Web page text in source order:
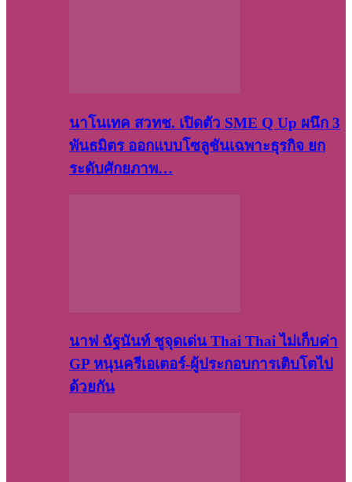
นาโนเทค สวทช. เปิดตัว SME Q Up ผนึก 3
พันธมิตร ออกแบบโซลูชันเฉพาะธุรกิจ ยก
ระดับศักยภาพ…
นาฟ ฉัฐนันท์ ชูจุดเด่น Thai Thai ไม่เก็บค่า
GP หนุนครีเอเตอร์-ผู้ประกอบการเติบโตไป
ด้วยกัน